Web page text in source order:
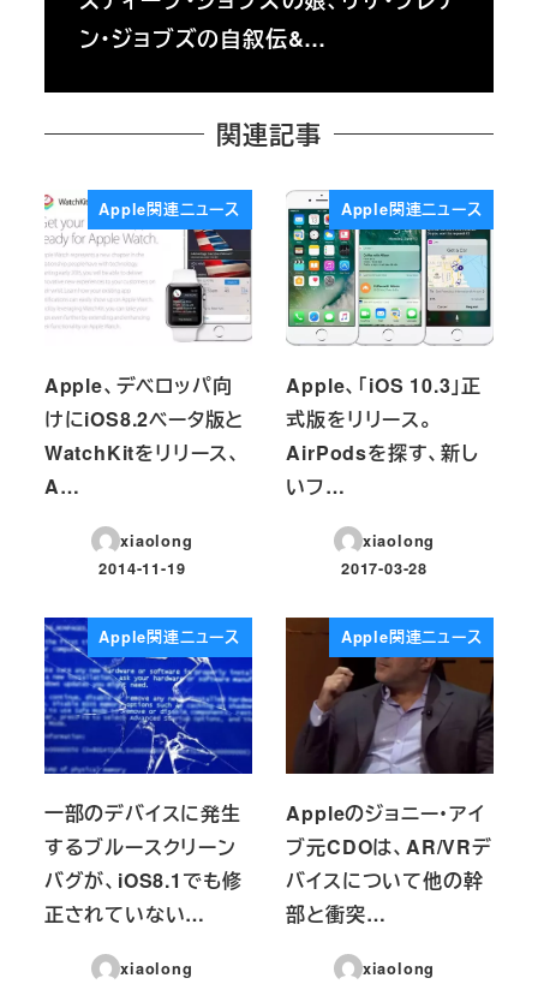
ン・ジョブズの自叙伝&…
関連記事
Apple関連ニュース
Apple、デベロッパ向
けにiOS8.2ベータ版と
WatchKitをリリース、
A…
xiaolong
投稿日
2014-11-19
Apple関連ニュース
Apple、「iOS 10.3」正
式版をリリース。
AirPodsを探す、新し
いフ…
xiaolong
投稿日
2017-03-28
Apple関連ニュース
一部のデバイスに発生
するブルースクリーン
バグが、iOS8.1でも修
正されていない…
xiaolong
Apple関連ニュース
Appleのジョニー・アイ
ブ元CDOは、AR/VRデ
バイスについて他の幹
部と衝突…
xiaolong